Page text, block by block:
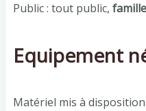
Public : tout public,
Equipement
Matériel mis à